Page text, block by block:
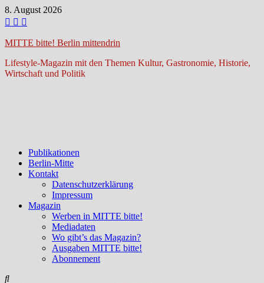
Zum
Inhalt
8. August 2026
MITTE bitte! Berlin mittendrin
Lifestyle-Magazin mit den Themen Kultur, Gastronomie, Historie,
Wirtschaft und Politik
Publikationen
Berlin-Mitte
Kontakt
Datenschutzerklärung
Impressum
Magazin
Werben in MITTE bitte!
Mediadaten
Wo gibt’s das Magazin?
Ausgaben MITTE bitte!
Abonnement